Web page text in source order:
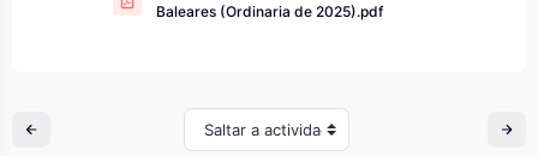
Baleares (Ordinaria de 2025).pdf
Saltar a actividad